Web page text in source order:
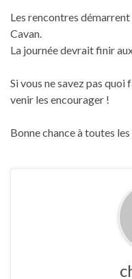
Les rencontres démarrent
Cavan.
La journée devrait finir
Si vous ne savez pas quoi
venir les encourager !
Bonne chance à toutes